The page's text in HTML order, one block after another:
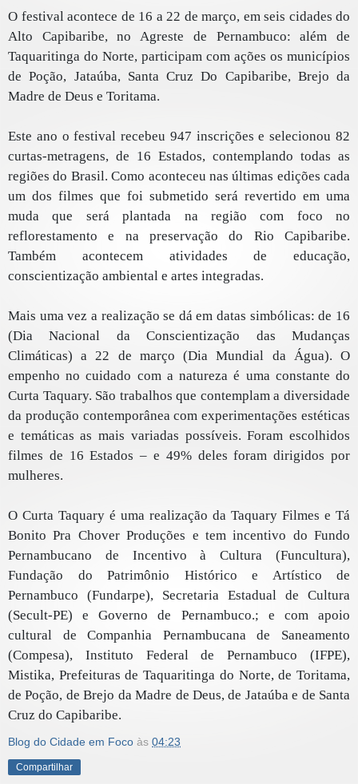
O festival acontece de 16 a 22 de março, em seis cidades do
Alto Capibaribe, no Agreste de Pernambuco: além de
Taquaritinga do Norte, participam com ações os municípios
de Poção, Jataúba, Santa Cruz Do Capibaribe, Brejo da
Madre de Deus e Toritama.
Este ano o festival recebeu 947 inscrições e selecionou 82
curtas-metragens, de 16 Estados, contemplando todas as
regiões do Brasil. Como aconteceu nas últimas edições cada
um dos filmes que foi submetido será revertido em uma
muda que será plantada na região com foco no
reflorestamento e na preservação do Rio Capibaribe.
Também acontecem atividades de educação,
conscientização ambiental e artes integradas.
Mais uma vez a realização se dá em datas simbólicas: de 16
(Dia Nacional da Conscientização das Mudanças
Climáticas) a 22 de março (Dia Mundial da Água). O
empenho no cuidado com a natureza é uma constante do
Curta Taquary. São trabalhos que contemplam a diversidade
da produção contemporânea com experimentações estéticas
e temáticas as mais variadas possíveis. Foram escolhidos
filmes de 16 Estados – e 49% deles foram dirigidos por
mulheres.
O Curta Taquary é uma realização da Taquary Filmes e Tá
Bonito Pra Chover Produções e tem incentivo do Fundo
Pernambucano de Incentivo à Cultura (Funcultura),
Fundação do Patrimônio Histórico e Artístico de
Pernambuco (Fundarpe), Secretaria Estadual de Cultura
(Secult-PE) e Governo de Pernambuco.; e com apoio
cultural de Companhia Pernambucana de Saneamento
(Compesa), Instituto Federal de Pernambuco (IFPE),
Mistika, Prefeituras de Taquaritinga do Norte, de Toritama,
de Poção, de Brejo da Madre de Deus, de Jataúba e de Santa
Cruz do Capibaribe.
Blog do Cidade em Foco às 04:23
Compartilhar